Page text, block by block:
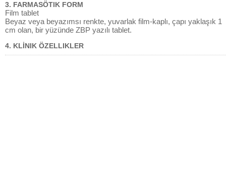
3. FARMASÖTIK FORM
Film tablet
Beyaz veya beyazımsı renkte, yuvarlak film-kaplı, çapı yaklaşık 1
cm olan, bir yüzünde ZBP yazılı tablet.
4. KLİNIK ÖZELLIKLER